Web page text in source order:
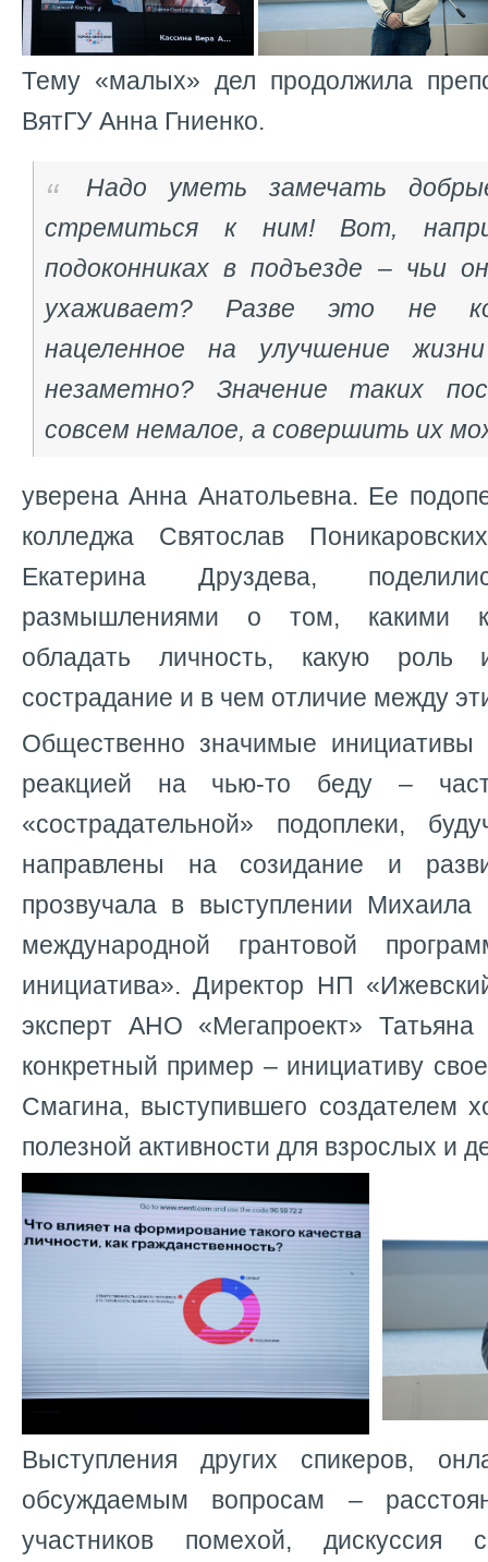
Тему «малых» дел продолжила
ВятГУ Анна Гниенко.
Надо уметь замечать
стремиться к ним! Вот,
подоконниках в подъезде – чьи
ухаживает? Разве это не
нацеленное на улучшение
незаметно? Значение таких
совсем немалое, а совершить их
уверена Анна Анатольевна. Ее
колледжа Святослав
Екатерина Друздева,
размышлениями о том, какими
обладать личность, какую роль
сострадание и в чем отличие между
Общественно значимые инициативы
реакцией на чью-то беду –
«сострадательной» подоплеки,
направлены на созидание и
прозвучала в выступлении Михаила
международной грантовой
инициатива». Директор НП
эксперт АНО «Мегапроект» Татьяна
конкретный пример – инициативу
Смагина, выступившего создателем
полезной активности для взрослых и
Выступления других спикеров,
обсуждаемым вопросам –
участников помехой, дискуссия